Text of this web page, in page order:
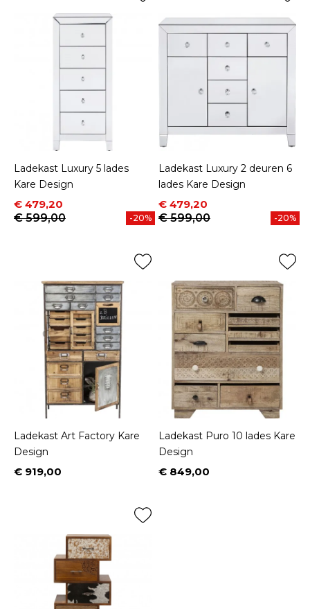
Ladekast Luxury 5 lades
Kare Design
Prijs
€ 479,20
Normale prijs
€ 599,00
-20%
Ladekast Luxury 2 deuren 6
lades Kare Design
Prijs
€ 479,20
Normale prijs
€ 599,00
-20%
Ladekast Art Factory Kare
Design
Prijs
€ 919,00
Ladekast Puro 10 lades Kare
Design
Prijs
€ 849,00